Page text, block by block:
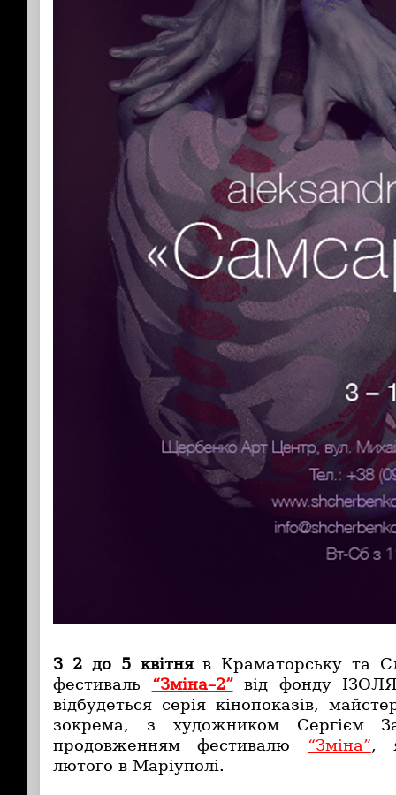
З 2 до 5 квітняв Краматорську та
фестиваль “Зміна–2”від фонду
відбудеться серія кінопоказів,
зокрема, з художником Сергієм
продовженням фестивалю “Зміна”,
лютого в Маріуполі.